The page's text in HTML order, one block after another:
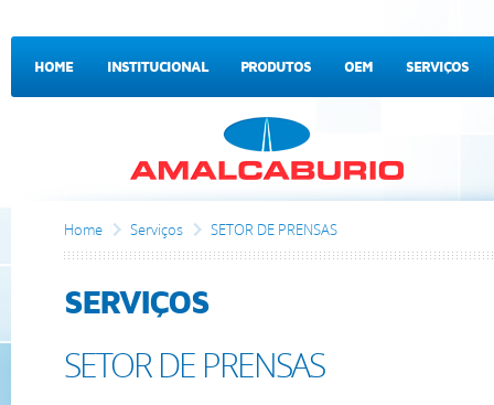
HOME INSTITUCIONAL PRODUTOS OEM SERVIÇOS
Home Serviços SETOR DE PRENSAS
SERVIÇOS
SETOR DE PRENSAS